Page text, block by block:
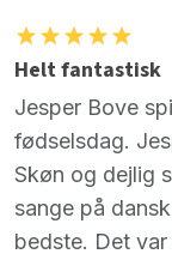
Helt fantastisk
Jesper Bove
fødselsdag.
Skøn og dejlig
sange på
bedste. Det